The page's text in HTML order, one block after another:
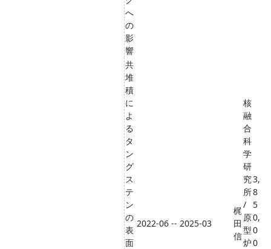
へ
の
影
響
共
堆
積
に
よ
る
タ
ン
グ
ス
テ
ン
の
表
面
2022-06 -- 2025-03
梶
田
信
核
融
合
科
学
研
究
所
/
原
型
炉
3,
8
5
0,
0
0